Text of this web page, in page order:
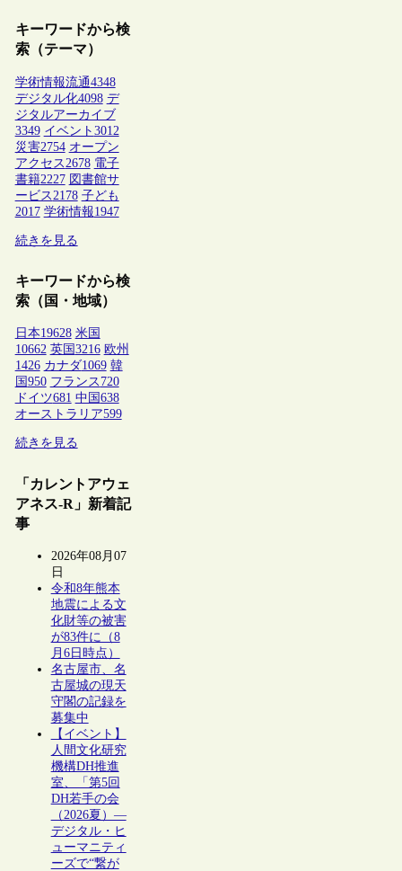
キーワードから検
索（テーマ）
学術情報流通4348
デジタル化4098 デ
ジタルアーカイブ
3349 イベント 3012
災害2754 オープン
アクセス 2678 電子
書籍2227 図書館サ
ービス 2178 子ども
2017 学術情報1947
続きを見る
キーワードから検
索（国・地域）
日本19628 米国
10662 英国 3216 欧州
1426 カナダ1069 韓
国 950 フランス 720
ドイツ681 中国 638
オーストラリア599
続きを見る
「カレントアウェ
アネス-R」新着記
事
2026年08月07
日
令和8年熊本
地震による文
化財等の被害
が83件に（8
月6日時点）
名古屋市、名
古屋城の現天
守閣の記録を
募集中
【イベント】
人間文化研究
機構DH推進
室、「第5回
DH若手の会
（2026夏）―
デジタル・ヒ
ューマニティ
ーズで“繋が